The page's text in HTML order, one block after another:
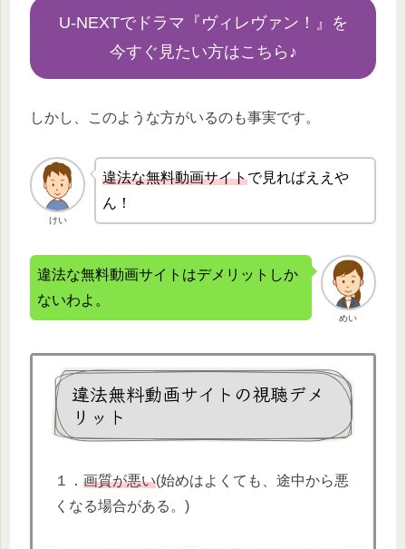
U-NEXTでドラマ『ヴィレヴァン！』を
今すぐ見たい方はこちら♪
しかし、このような方がいるのも事実です。
けい
違法な無料動画サイトで見ればええや
ん！
めい
違法な無料動画サイトはデメリットしか
ないわよ。
違法無料動画サイトの視聴デメ
リット
１． 画質が悪い(始めはよくても、途中から悪
くなる場合がある。)